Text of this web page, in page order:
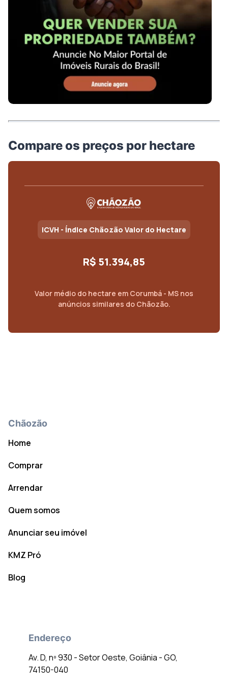
Compare os preços por hectare
ICVH - Índice Chãozão Valor do Hectare
R$ 51.394,85
Valor médio do hectare em Corumbá - MS nos
anúncios similares do Chãozão.
Chãozão
Home
Comprar
Arrendar
Quem somos
Anunciar seu imóvel
KMZ Pró
Blog
Endereço
Av. D, nº 930 - Setor Oeste, Goiânia - GO,
74150-040